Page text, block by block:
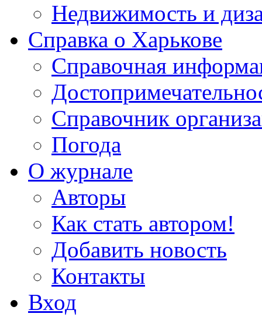
Недвижимость и
Справка о Харькове
Справочная
Справочник
Погода
О журнале
Авторы
Как стать автором!
Добавить новость
Контакты
Вход